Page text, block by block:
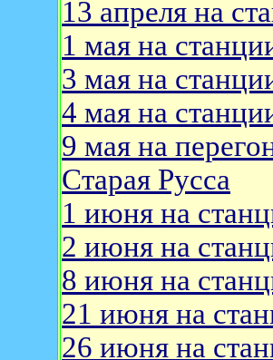
13 апреля на
1 мая на
3 мая на
4 мая на
9 мая на
Старая Русса
1 июня на
2 июня на
8 июня на
21 июня на
26 июня на